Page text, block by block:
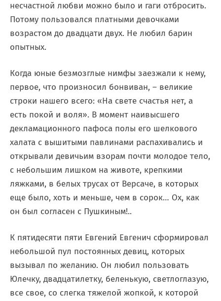
несчастной любви можно было и гаги отбросить.
Потому пользовался платными девочками
возрастом до двадцати двух. Не любил барин
опытных.
Когда юные безмозглые нимфы заезжали к нему,
первое, что произносил бонвиван, – великие
строки нашего всего: «На свете счастья нет, а
есть покой и воля». В момент наивысшего
декламационного пафоса полы его шелкового
халата с вышитыми павлинами распахивались и
открывали девичьим взорам почти молодое тело,
с небольшим лишком на животе, крепкими
ляжками, в белых трусах от Версаче, в которых
еще было, хоть и меньше, чем в сорок… Ох, как
он был согласен с Пушкиным!..
К пятидесяти пяти Евгений Евгенич сформировал
небольшой пул постоянных девиц, которых
вызывал по желанию. Он любил пользовать
Юлечку, двадцатилетку, беленькую, светлоглазую,
все свое, со слегка тяжелой жопкой, к которой